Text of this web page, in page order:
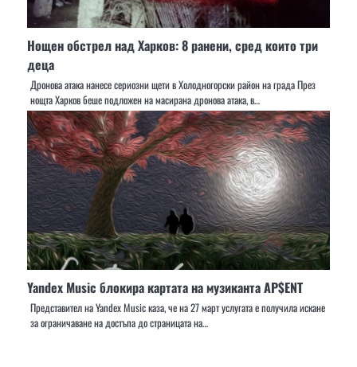
Нощен обстрел над Харков: 8 ранени, сред които три
деца
Дронова атака нанесе сериозни щети в Холодногорски район на града През
нощта Харков беше подложен на масирана дронова атака, в…
Yandex Music блокира картата на музиканта AP$ENT
Представител на Yandex Music каза, че на 27 март услугата е получила искане
за ограничаване на достъпа до страницата на…